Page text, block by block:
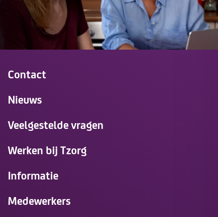
Contact
Nieuws
Veelgestelde vragen
Werken bij Tzorg
Informatie
Medewerkers